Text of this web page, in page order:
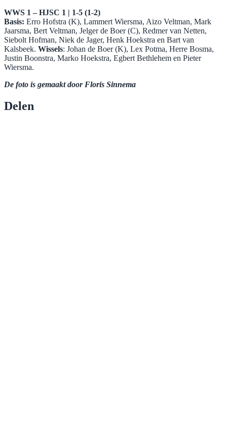
WWS 1 – HJSC 1 | 1-5 (1-2)
Basis: Erro Hofstra (K), Lammert Wiersma, Aizo Veltman, Mark
Jaarsma, Bert Veltman, Jelger de Boer (C), Redmer van Netten,
Siebolt Hofman, Niek de Jager, Henk Hoekstra en Bart van
Kalsbeek. Wissels: Johan de Boer (K), Lex Potma, Herre Bosma,
Justin Boonstra, Marko Hoekstra, Egbert Bethlehem en Pieter
Wiersma.
De foto is gemaakt door Floris Sinnema
Delen